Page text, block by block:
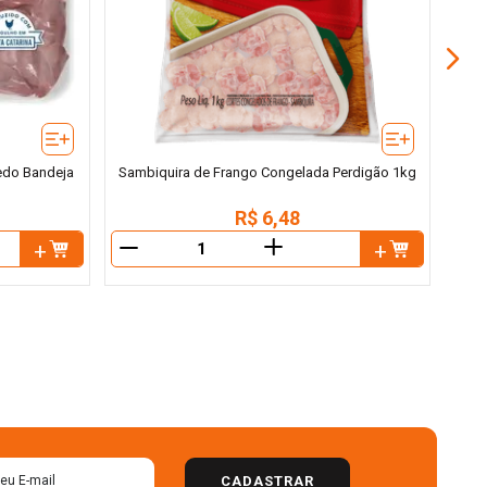
Bandeja Sambiquira de Frango Congelada Perdigão 1kg
R$ 6,48
＋
CADASTRAR